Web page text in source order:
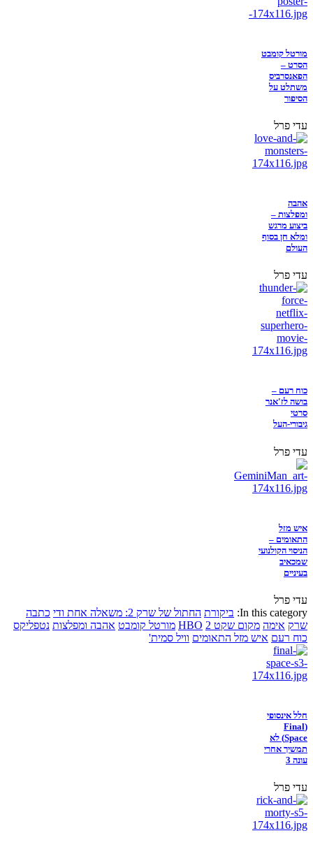
מורטל קומבט
הסרט –
הפאנסרביס
משתלט על
הסיפור
עדי פרל
אהבה
ומפלצות –
ביצוע מרגש
ומלא חן בסוף
העולם
עדי פרל
כוח רעם –
בושה לז'אנר
סרטי
גיבורי-העל
עדי פרל
איש מזל
התאומים –
הניסוי הקולנועי
שמכאיב
בעיניים
עדי פרל
In this category: ביקורת החתול של שרק 2: משאלה אחת ודי
כתבה
שרק אימה מקום שקט 2 HBO מורטל קומבט אהבה ומפלצות נטפליקס
כוח רעם איש מזל התאומים וויל סמית'
חלל אינסופי
(Final
Space) לא
תמשיך אחרי
עונה 3
עדי פרל